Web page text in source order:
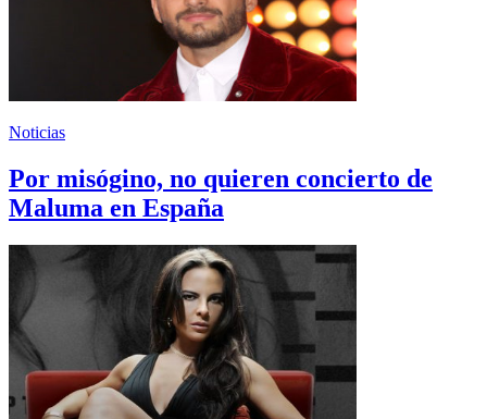
Noticias
Por misógino, no quieren concierto de
Maluma en España